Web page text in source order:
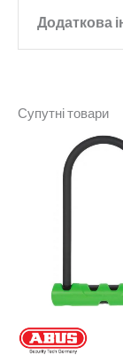
Додаткова
Колір
Тип замку
Рівень
Супутні товари